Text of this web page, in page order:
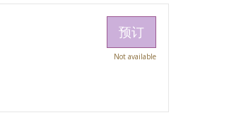
预订
Not available